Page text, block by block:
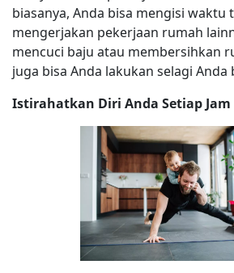
biasanya, Anda bisa mengisi waktu
mengerjakan pekerjaan rumah
mencuci baju atau membersihkan
juga bisa Anda lakukan selagi Anda
Istirahatkan Diri Anda Setiap Jam